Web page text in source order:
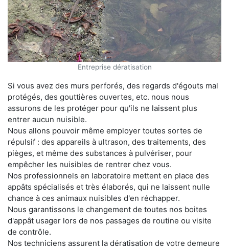
Entreprise dératisation
Si vous avez des murs perforés, des regards d'égouts mal
protégés, des gouttières ouvertes, etc. nous nous
assurons de les protéger pour qu'ils ne laissent plus
entrer aucun nuisible.
Nous allons pouvoir même employer toutes sortes de
répulsif : des appareils à ultrason, des traitements, des
pièges, et même des substances à pulvériser, pour
empêcher les nuisibles de rentrer chez vous.
Nos professionnels en laboratoire mettent en place des
appâts spécialisés et très élaborés, qui ne laissent nulle
chance à ces animaux nuisibles d'en réchapper.
Nous garantissons le changement de toutes nos boites
d'appât usager lors de nos passages de routine ou visite
de contrôle.
Nos techniciens assurent la dératisation de votre demeure